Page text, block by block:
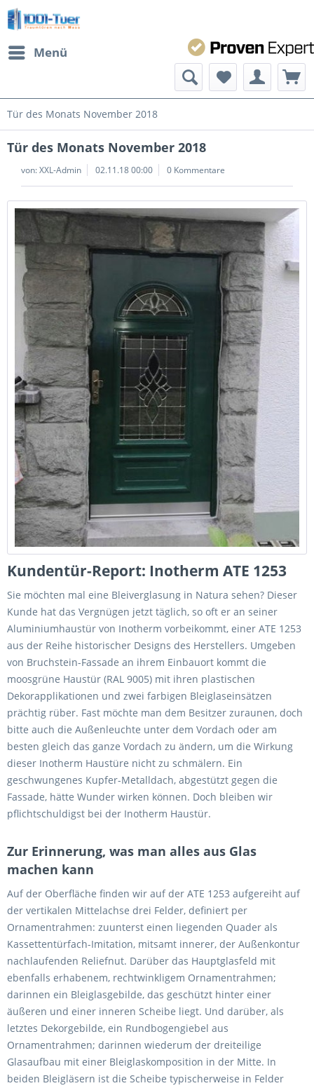
Menü
Tür des Monats November 2018
Tür des Monats November 2018
von:XXL-Admin 02.11.18 00:00 0 Kommentare
Kundentür-Report: Inotherm ATE 1253
Sie möchten mal eine Bleiverglasung in Natura sehen? Dieser
Kunde hat das Vergnügen jetzt täglich, so oft er an seiner
Aluminiumhaustür von Inotherm vorbeikommt, einer ATE 1253
aus der Reihe historischer Designs des Herstellers. Umgeben
von Bruchstein-Fassade an ihrem Einbauort kommt die
moosgrüne Haustür (RAL 9005) mit ihren plastischen
Dekorapplikationen und zwei farbigen Bleiglaseinsätzen
prächtig rüber. Fast möchte man dem Besitzer zuraunen, doch
bitte auch die Außenleuchte unter dem Vordach oder am
besten gleich das ganze Vordach zu ändern, um die Wirkung
dieser Inotherm Haustüre nicht zu schmälern. Ein
geschwungenes Kupfer-Metalldach, abgestützt gegen die
Fassade, hätte Wunder wirken können. Doch bleiben wir
pflichtschuldigst bei der Inotherm Haustür.
Zur Erinnerung, was man alles aus Glas
machen kann
Auf der Oberfläche finden wir auf der ATE 1253 aufgereiht auf
der vertikalen Mittelachse drei Felder, definiert per
Ornamentrahmen: zuunterst einen liegenden Quader als
Kassettentürfach-Imitation, mitsamt innerer, der Außenkontur
nachlaufenden Reliefnut. Darüber das Hauptglasfeld mit
ebenfalls erhabenem, rechtwinkligem Ornamentrahmen;
darinnen ein Bleiglasgebilde, das geschützt hinter einer
äußeren und einer inneren Scheibe liegt. Und darüber, als
letztes Dekorgebilde, ein Rundbogengiebel aus
Ornamentrahmen; darinnen wiederum der dreiteilige
Glasaufbau mit einer Bleiglaskomposition in der Mitte. In
beiden Bleigläsern ist die Scheibe typischerweise in Felder